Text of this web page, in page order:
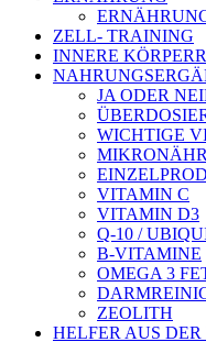
ZELL- TRAINING
INNERE
JA ODER
WICHTIGE
VITAMIN C
VITAMIN D3
Q-10 /
B-VITAMINE
OMEGA 3
ZEOLITH
HELFER AUS